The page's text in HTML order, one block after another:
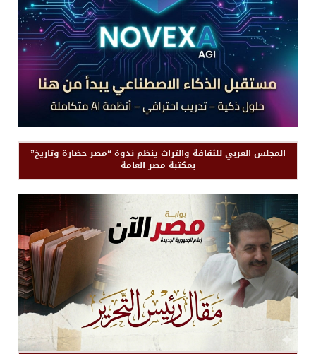
المجلس العربي للثقافة والتراث ينظم ندوة “مصر حضارة وتاريخ”
بمكتبة مصر العامة